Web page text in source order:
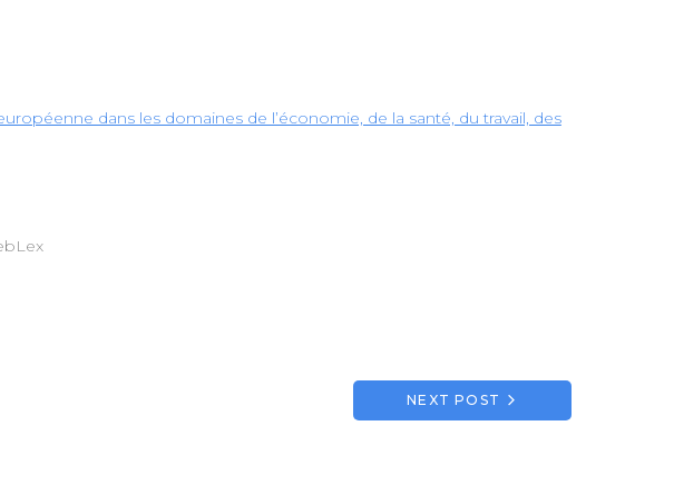
dans les domaines de l’économie, de la santé, du travail, des
NEXT POST